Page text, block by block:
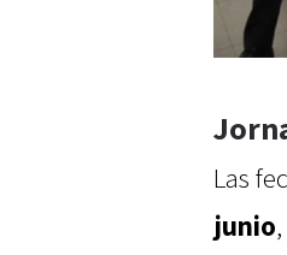
Las
junio